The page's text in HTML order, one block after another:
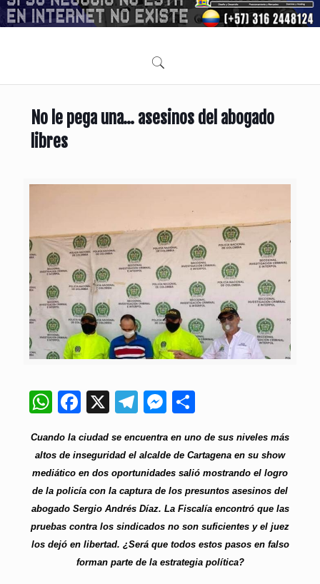
No le pega una… asesinos del abogado
libres
WhatsApp
Facebook
X Telegram
Messenger
Compartir
Cuando la ciudad se encuentra en uno de sus niveles más
altos de inseguridad el alcalde de Cartagena en su show
mediático en dos oportunidades salió mostrando el logro
de la policía con la captura de los presuntos asesinos del
abogado Sergio Andrés Díaz. La Fiscalía encontró que las
pruebas contra los sindicados no son suficientes y el juez
los dejó en libertad. ¿Será que todos estos pasos en falso
forman parte de la estrategia política?